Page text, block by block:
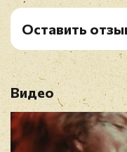
Оставить
Имя*
Видео